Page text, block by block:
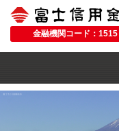
金融機関コード：1515